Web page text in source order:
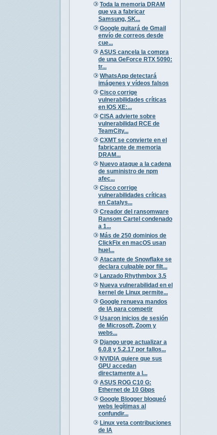
Toda la memoria DRAM
que va a fabricar
Samsung, SK...
Google quitará de Gmail
envío de correos desde
cue...
ASUS cancela la compra
de una GeForce RTX 5090:
tr...
WhatsApp detectará
imágenes y vídeos falsos
Cisco corrige
vulnerabilidades críticas
en IOS XE:...
CISA advierte sobre
vulnerabilidad RCE de
TeamCity...
CXMT se convierte en el
fabricante de memoria
DRAM...
Nuevo ataque a la cadena
de suministro de npm
afec...
Cisco corrige
vulnerabilidades críticas
en Catalys...
Creador del ransomware
Ransom Cartel condenado
a 1...
Más de 250 dominios de
ClickFix en macOS usan
huel...
Atacante de Snowflake se
declara culpable por filt...
Lanzado Rhythmbox 3.5
Nueva vulnerabilidad en el
kernel de Linux permite...
Google renueva mandos
de IA para competir
Usaron inicios de sesión
de Microsoft, Zoom y
webs...
Django urge actualizar a
6.0.8 y 5.2.17 por fallos...
NVIDIA quiere que sus
GPU accedan
directamente a l...
ASUS ROG C10 G:
Ethernet de 10 Gbps
Google Blogger bloqueó
webs legítimas al
confundir...
Linux veta contribuciones
de IA